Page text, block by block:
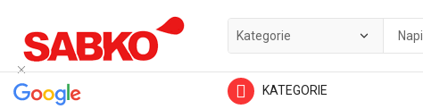
KATEGORIE